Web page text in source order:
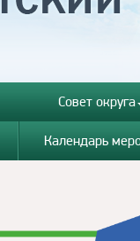
Совет округа
Календарь